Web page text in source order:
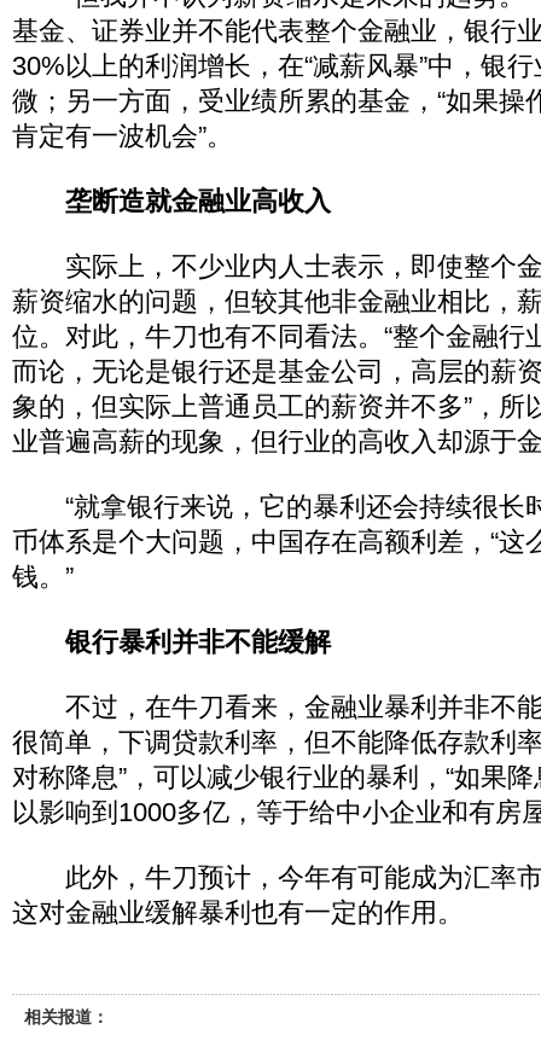
基金、证券业并不能代表整个金融业，银行
30%以上的利润增长，在“减薪风暴”中，银
微；另一方面，受业绩所累的基金，“如果操
肯定有一波机会”。
垄断造就金融业高收入
实际上，不少业内人士表示，即使整个
薪资缩水的问题，但较其他非金融业相比，
位。对此，牛刀也有不同看法。“整个金融行
而论，无论是银行还是基金公司，高层的薪
象的，但实际上普通员工的薪资并不多”，所
业普遍高薪的现象，但行业的高收入却源于
“就拿银行来说，它的暴利还会持续很长
币体系是个大问题，中国存在高额利差，“这
钱。”
银行暴利并非不能缓解
不过，在牛刀看来，金融业暴利并非不能
很简单，下调贷款利率，但不能降低存款利
对称降息”，可以减少银行业的暴利，“如果
以影响到1000多亿，等于给中小企业和有房
此外，牛刀预计，今年有可能成为汇率
这对金融业缓解暴利也有一定的作用。
相关报道：